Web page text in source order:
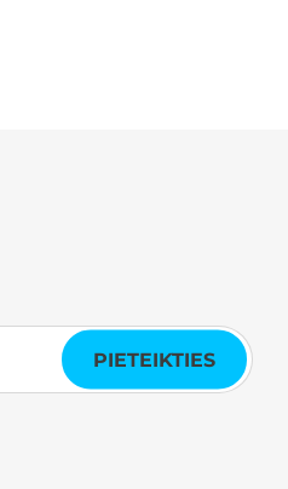
PIETEIKTIES